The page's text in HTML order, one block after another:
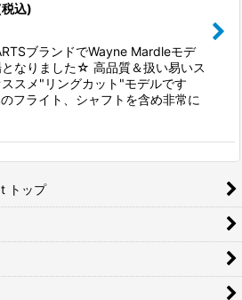
込)
ブランドでWayne Mardleモデ
なりました☆ 高品質＆扱い易いス
スメ"リングカット"モデルです
フライト、シャフトを含め非常に
トップ